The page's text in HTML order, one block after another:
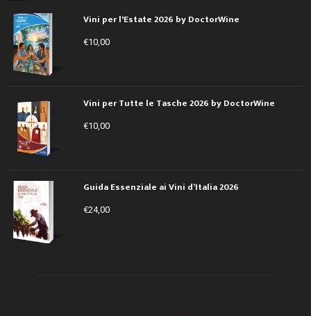
Vini per l'Estate 2026 by DoctorWine
€10,00
Vini per Tutte le Tasche 2026 by DoctorWine
€10,00
Guida Essenziale ai Vini d’Italia 2026
€24,00